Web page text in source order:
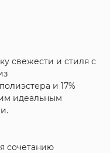
свежести и стиля с
и 17%
идеальным
сочетанию